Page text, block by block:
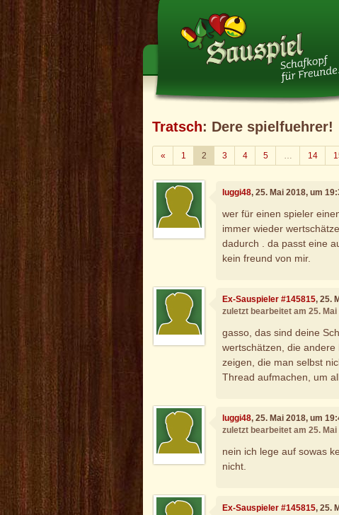
Tratsch: Dere spielfuehrer!
«Zurück
1 2 3 4 5 … 14
luggi48, 25. Mai 2018, um
wer für einen spieler
immer wieder
dadurch . da passt eine
kein freund von mir.
Ex-Sauspieler #145815, 25.
zuletzt bearbeitet am 25.
gasso, das sind deine
wertschätzen, die
zeigen, die man selbst
Thread aufmachen, um
luggi48, 25. Mai 2018, um
zuletzt bearbeitet am 25.
nein ich lege auf sowas
nicht.
Ex-Sauspieler #145815, 25.